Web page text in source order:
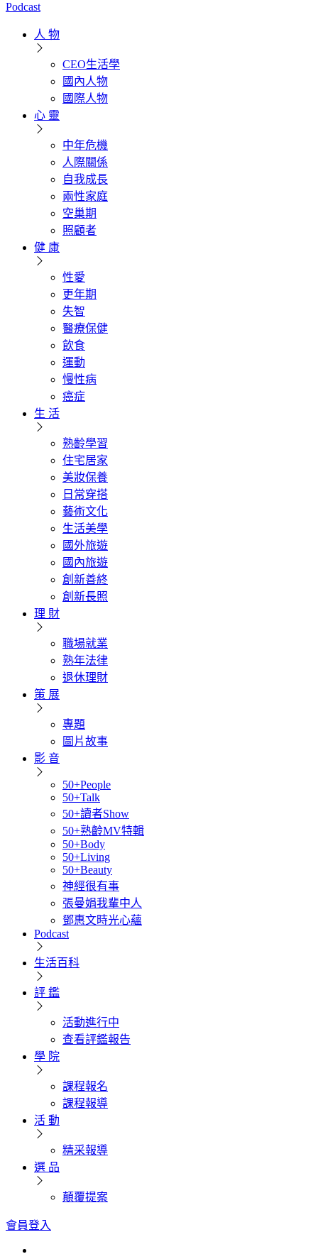
Podcast
人 物
CEO生活學
國內人物
國際人物
心 靈
中年危機
人際關係
自我成長
兩性家庭
空巢期
照顧者
健 康
性愛
更年期
失智
醫療保健
飲食
運動
慢性病
癌症
生 活
熟齡學習
住宅居家
美妝保養
日常穿搭
藝術文化
生活美學
國外旅遊
國內旅遊
創新善終
創新長照
理 財
職場就業
熟年法律
退休理財
策 展
專題
圖片故事
影 音
50+People
50+Talk
50+讀者Show
50+熟齡MV特輯
50+Body
50+Living
50+Beauty
神經很有事
張曼娟我輩中人
鄧惠文時光心蘊
Podcast
生活百科
評 鑑
活動進行中
查看評鑑報告
學 院
課程報名
課程報導
活 動
精采報導
選 品
顛覆提案
會員登入